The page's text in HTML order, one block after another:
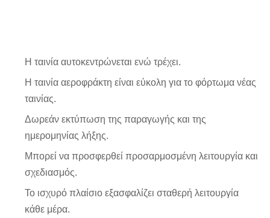
Η ταινία αυτοκεντρώνεται ενώ τρέχει.
Η ταινία αεροφράκτη είναι εύκολη για το φόρτωμα νέας
ταινίας.
Δωρεάν εκτύπωση της παραγωγής και της
ημερομηνίας λήξης.
Μπορεί να προσφερθεί προσαρμοσμένη λειτουργία και
σχεδιασμός.
Το ισχυρό πλαίσιο εξασφαλίζει σταθερή λειτουργία
κάθε μέρα.